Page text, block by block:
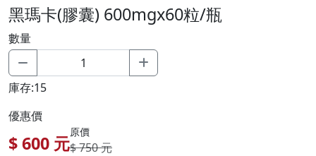
黑瑪卡(膠囊) 600mgx60粒/瓶
數量
庫存:15
優惠價
$600 元
原價
$ 750 元